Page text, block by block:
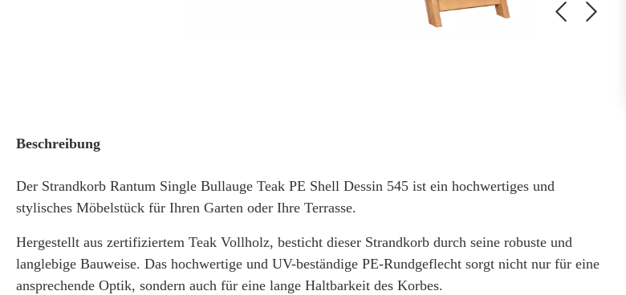
Beschreibung
Der Strandkorb Rantum Single Bullauge Teak PE Shell Dessin 545 ist ein hochwertiges und
stylisches Möbelstück für Ihren Garten oder Ihre Terrasse.
Hergestellt aus zertifiziertem Teak Vollholz, besticht dieser Strandkorb durch seine robuste und
langlebige Bauweise. Das hochwertige und UV-beständige PE-Rundgeflecht sorgt nicht nur für eine
ansprechende Optik, sondern auch für eine lange Haltbarkeit des Korbes.